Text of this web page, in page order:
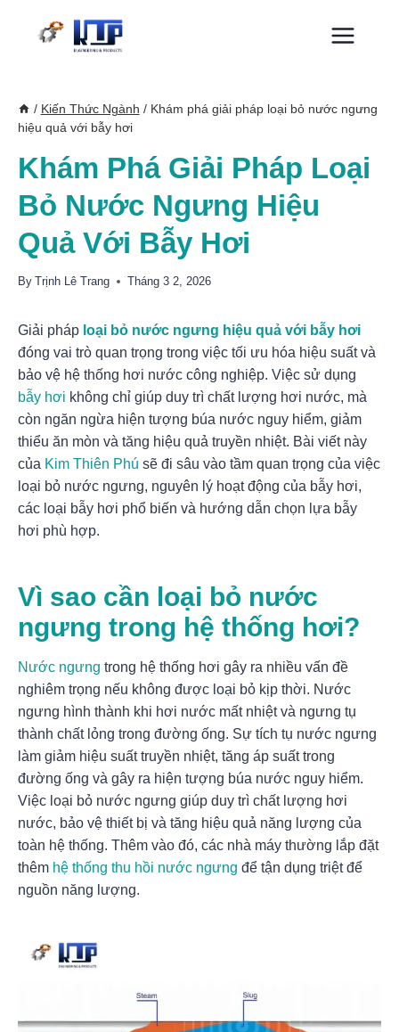
/ Kiến Thức Ngành / Khám phá giải pháp loại bỏ nước ngưng
hiệu quả với bẫy hơi
Khám Phá Giải Pháp Loại
Bỏ Nước Ngưng Hiệu
Quả Với Bẫy Hơi
By Trịnh Lê Trang Tháng 3 2, 2026
Giải pháp loại bỏ nước ngưng hiệu quả với bẫy hơi
đóng vai trò quan trọng trong việc tối ưu hóa hiệu suất và
bảo vệ hệ thống hơi nước công nghiệp. Việc sử dụng
bẫy hơi không chỉ giúp duy trì chất lượng hơi nước, mà
còn ngăn ngừa hiện tượng búa nước nguy hiểm, giảm
thiểu ăn mòn và tăng hiệu quả truyền nhiệt. Bài viết này
của Kim Thiên Phú sẽ đi sâu vào tầm quan trọng của việc
loại bỏ nước ngưng, nguyên lý hoạt động của bẫy hơi,
các loại bẫy hơi phổ biến và hướng dẫn chọn lựa bẫy
hơi phù hợp.
Vì sao cần loại bỏ nước
ngưng trong hệ thống hơi?
Nước ngưng trong hệ thống hơi gây ra nhiều vấn đề
nghiêm trọng nếu không được loại bỏ kịp thời. Nước
ngưng hình thành khi hơi nước mất nhiệt và ngưng tụ
thành chất lỏng trong đường ống. Sự tích tụ nước ngưng
làm giảm hiệu suất truyền nhiệt, tăng áp suất trong
đường ống và gây ra hiện tượng búa nước nguy hiểm.
Việc loại bỏ nước ngưng giúp duy trì chất lượng hơi
nước, bảo vệ thiết bị và tăng hiệu quả năng lượng của
toàn hệ thống. Thêm vào đó, các nhà máy thường lắp đặt
thêm hệ thống thu hồi nước ngưng để tận dụng triệt để
nguồn năng lượng.